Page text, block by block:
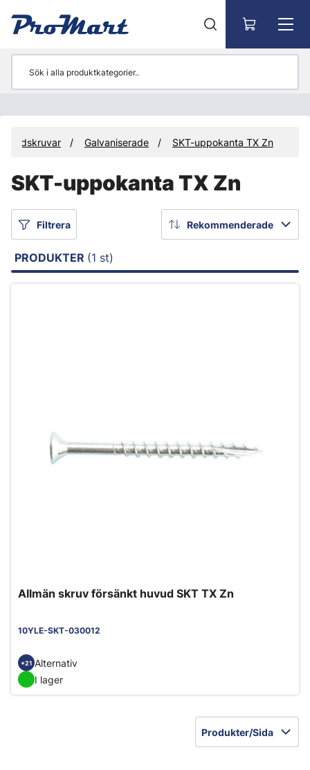
Galvaniserade SKT-uppokanta TX Zn
SKT-uppokanta TX Zn
Filtrera Rekommenderade
PRODUKTER (1 st)
Allmän skruv försänkt huvud SKT TX Zn
10YLE-SKT-030012
+21 Alternativ
I lager
Produkter/Sida